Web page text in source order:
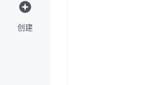
创建